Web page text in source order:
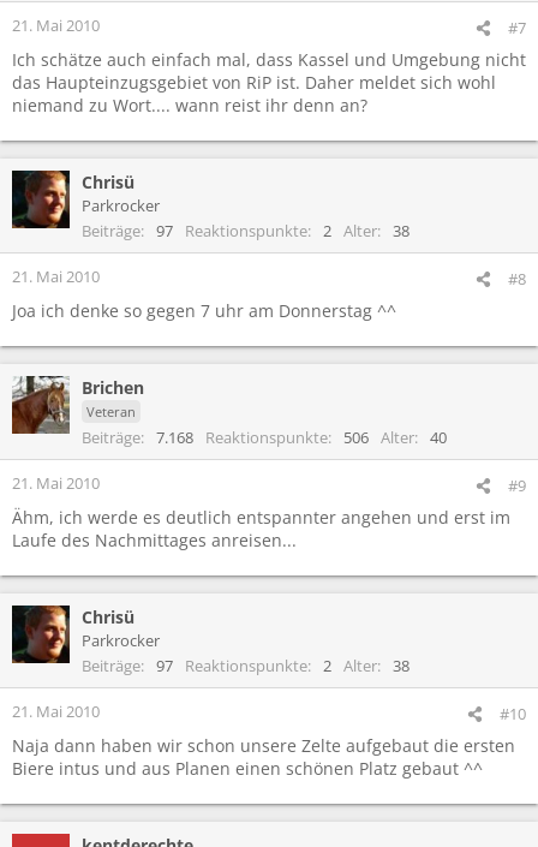
21. Mai 2010 #7
Ich schätze auch einfach mal, dass Kassel und Umgebung nicht
das Haupteinzugsgebiet von RiP ist. Daher meldet sich wohl
niemand zu Wort.... wann reist ihr denn an?
Chrisü
Parkrocker
Beiträge
97 Reaktionspunkte 2 Alter 38
21. Mai 2010 #8
Joa ich denke so gegen 7 uhr am Donnerstag ^^
Brichen
Veteran
Beiträge 7.168 Reaktionspunkte 506 Alter 40
21. Mai 2010 #9
Ähm, ich werde es deutlich entspannter angehen und erst im
Laufe des Nachmittages anreisen...
Chrisü
Parkrocker
Beiträge
97 Reaktionspunkte 2 Alter 38
21. Mai 2010 #10
Naja dann haben wir schon unsere Zelte aufgebaut die ersten
Biere intus und aus Planen einen schönen Platz gebaut ^^